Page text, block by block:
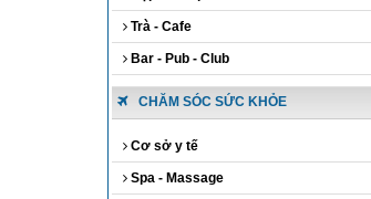
Trà - Cafe
Bar - Pub - Club
CHĂM SÓC SỨC KHỎE
Cơ sở y tế
Spa - Massage